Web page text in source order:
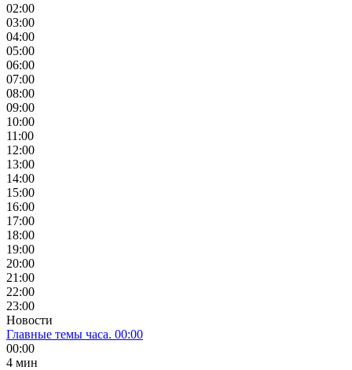
02:00
03:00
04:00
05:00
06:00
07:00
08:00
09:00
10:00
11:00
12:00
13:00
14:00
15:00
16:00
17:00
18:00
19:00
20:00
21:00
22:00
23:00
Новости
Главные темы часа. 00:00
00:00
4 мин